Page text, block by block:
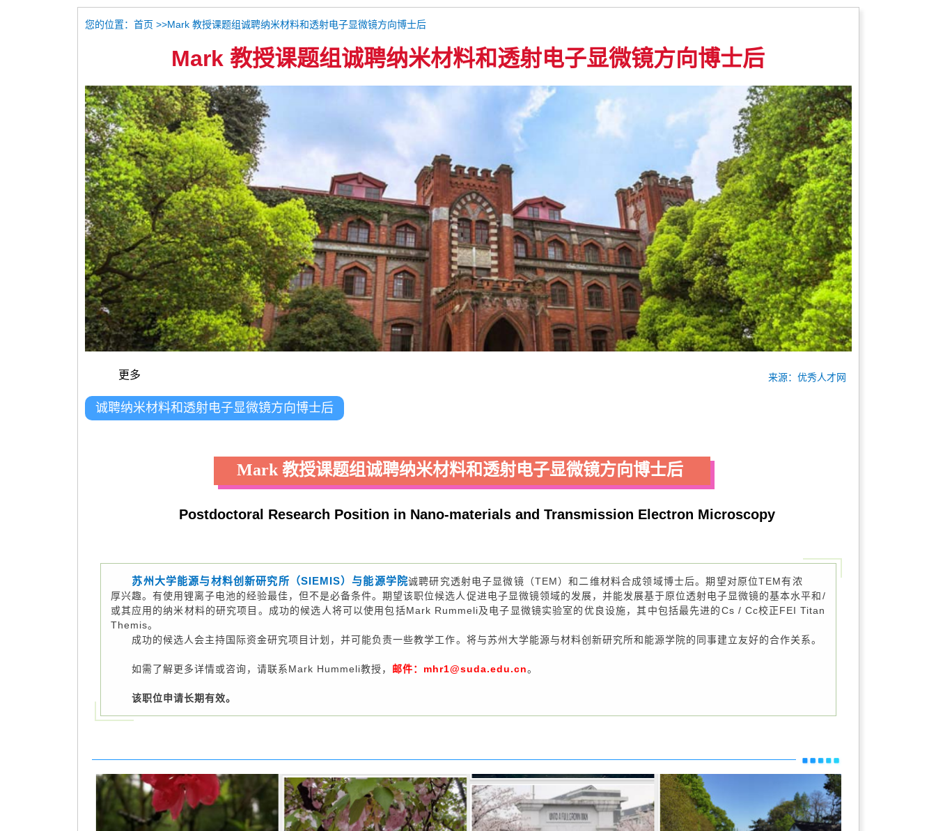
您的位置： 首页 >>Mark 教授课题组诚聘纳米材料和透射电子显微镜方向博士后
Mark 教授课题组诚聘纳米材料和透射电子显微镜方向博士后
更多 来源：优秀人才网
诚聘纳米材料和透射电子显微镜方向博士后
Mark 教授课题组诚聘纳米材料和透射电子显微镜方向博士后
Postdoctoral Research Position in Nano-materials and Transmission Electron Microscopy
苏州大学能源与材料创新研究所（SIEMIS）与能源学院诚聘研究透射电子显微镜（TEM）和二维材料合成领域博士后。期望对原位TEM有浓
厚兴趣。有使用锂离子电池的经验最佳，但不是必备条件。期望该职位候选人促进电子显微镜领域的发展，并能发展基于原位透射电子显微镜的基本水平和/
或其应用的纳米材料的研究项目。成功的候选人将可以使用包括Mark Rummeli及电子显微镜实验室的优良设施，其中包括最先进的Cs / Cc校正FEI Titan
Themis。
成功的候选人会主持国际资金研究项目计划，并可能负责一些教学工作。将与苏州大学能源与材料创新研究所和能源学院的同事建立友好的合作关系。
如需了解更多详情或咨询，请联系Mark Hummeli教授， 邮件： mhr1@suda.edu.cn。
该职位申请长期有效。